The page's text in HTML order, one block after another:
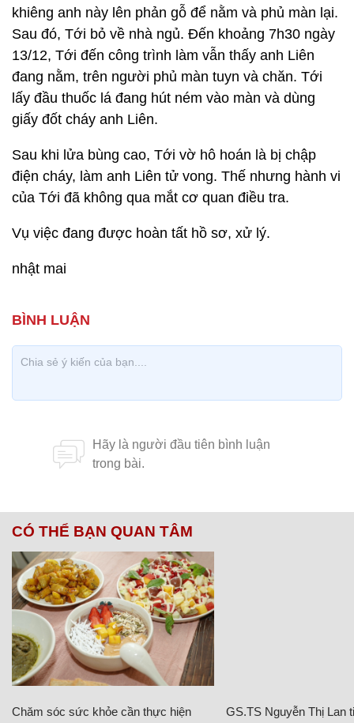
khiêng anh này lên phản gỗ để nằm và phủ màn lại.
Sau đó, Tới bỏ về nhà ngủ. Đến khoảng 7h30 ngày
13/12, Tới đến công trình làm vẫn thấy anh Liên
đang nằm, trên người phủ màn tuyn và chăn. Tới
lấy đầu thuốc lá đang hút ném vào màn và dùng
giấy đốt cháy anh Liên.
Sau khi lửa bùng cao, Tới vờ hô hoán là bị chập
điện cháy, làm anh Liên tử vong. Thế nhưng hành vi
của Tới đã không qua mắt cơ quan điều tra.
Vụ việc đang được hoàn tất hồ sơ, xử lý.
nhật mai
CÓ THỂ BẠN QUAN TÂM
Chăm sóc sức khỏe cần thực hiện
GS.TS Nguyễn Thị Lan